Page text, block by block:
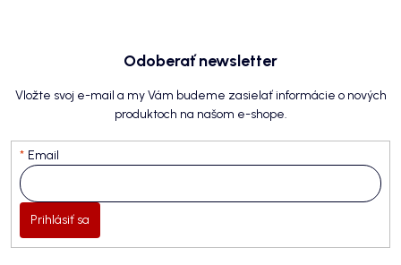
Odoberať newsletter
Vložte svoj e-mail a my Vám budeme zasielať informácie o nových
produktoch na našom e-shope.
Email
Prihlásiť sa